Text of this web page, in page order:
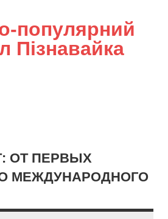
популярний
Пізнавайка
ОТ ПЕРВЫХ
МЕЖДУНАРОДНОГО